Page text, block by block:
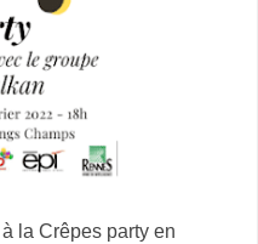
la Crêpes party en